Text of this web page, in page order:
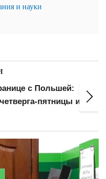
и науки
с Польшей:
пятницы и